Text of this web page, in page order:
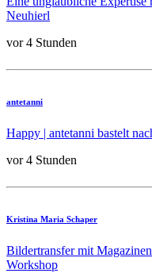
Neuhierl
vor 4 Stunden
antetanni
Happy | antetanni bastelt
vor 4 Stunden
Kristina Maria Schaper
Bildertransfer mit
Workshop